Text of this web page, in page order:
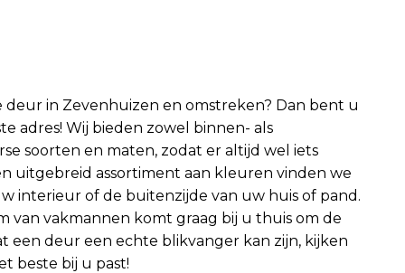
deur in Zevenhuizen en omstreken? Dan bent u
adres! Wij bieden zowel binnen- als
soorten en maten, zodat er altijd wel iets
uitgebreid assortiment aan kleuren vinden we
interieur of de buitenzijde van uw huis of pand.
van vakmannen komt graag bij u thuis om de
een deur een echte blikvanger kan zijn, kijken
beste bij u past!